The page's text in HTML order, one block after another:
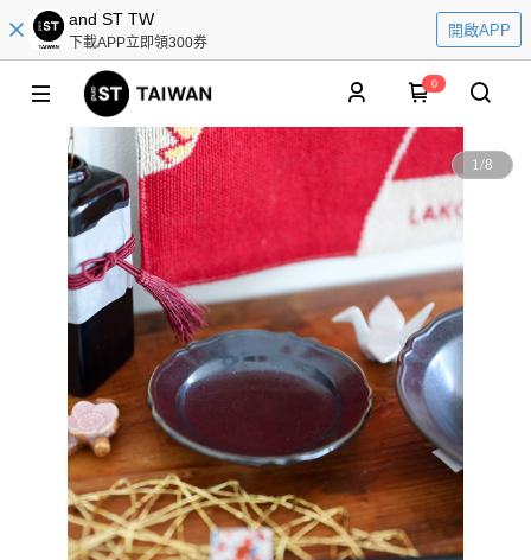
and ST TW
下載APP立即領300券
開啟APP
0
1/8